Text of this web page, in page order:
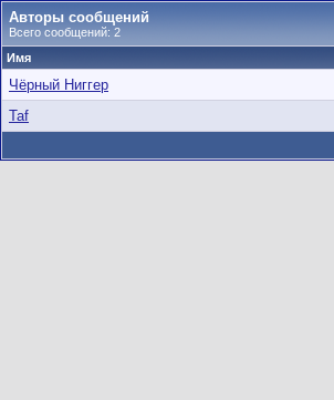
Авторы сообщений
Всего сообщений: 2
Имя
Чёрный Ниггер
Taf